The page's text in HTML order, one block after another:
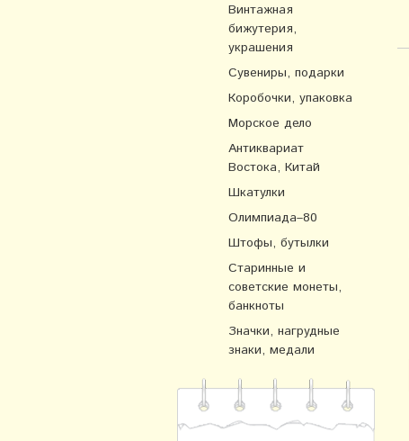
Винтажная
бижутерия,
украшения
Сувениры, подарки
Коробочки, упаковка
Морское дело
Антиквариат
Востока, Китай
Шкатулки
Олимпиада–80
Штофы, бутылки
Старинные и
советские монеты,
банкноты
Значки, нагрудные
знаки, медали